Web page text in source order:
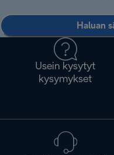
Haluan
Usein kysytyt
kysymykset